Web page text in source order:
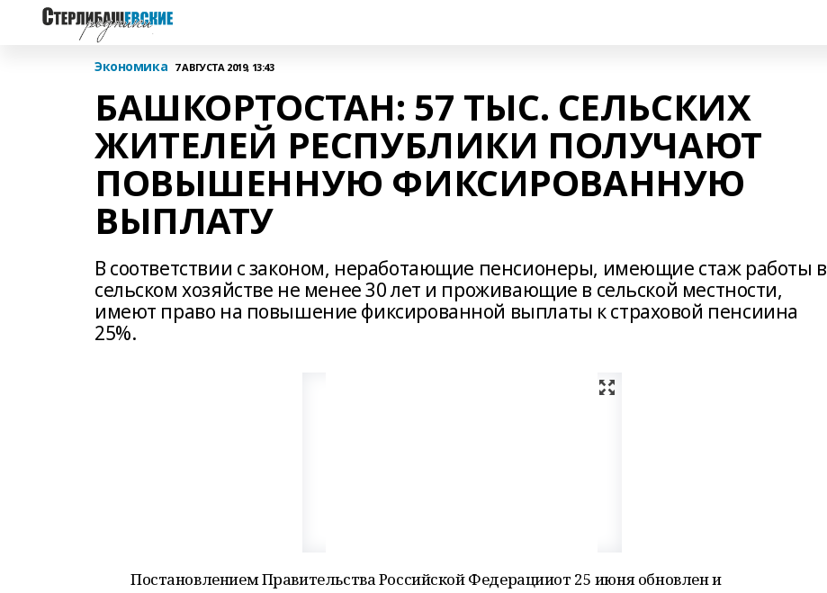
Экономика 7 АВГУСТА 2019, 13:43
БАШКОРТОСТАН: 57 ТЫС. СЕЛЬСКИХ
ЖИТЕЛЕЙ РЕСПУБЛИКИ ПОЛУЧАЮТ
ПОВЫШЕННУЮ ФИКСИРОВАННУЮ
ВЫПЛАТУ
В соответствии с законом, неработающие пенсионеры, имеющие стаж работы в
сельском хозяйстве не менее 30 лет и проживающие в сельской местности,
имеют право на повышение фиксированной выплаты к страховой пенсиина
25%.
Постановлением Правительства Российской Федерацииот 25 июня обновлен и